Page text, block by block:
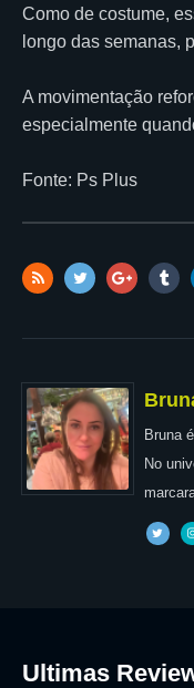
Como de costume,
longo das semanas,
A movimentação
especialmente
Fonte: Ps Plus
Bruna
No
Ultimas